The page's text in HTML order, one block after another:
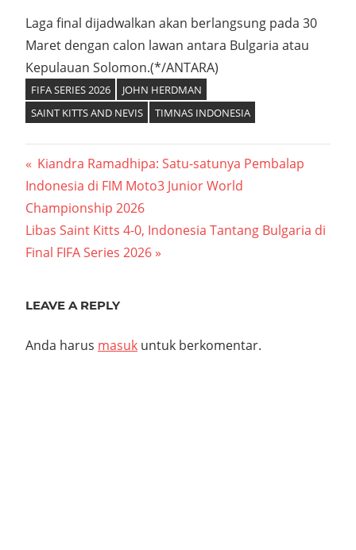
Laga final dijadwalkan akan berlangsung pada 30
Maret dengan calon lawan antara Bulgaria atau
Kepulauan Solomon.(*/ANTARA)
FIFA SERIES 2026
JOHN HERDMAN
SAINT KITTS AND NEVIS
TIMNAS INDONESIA
Navigasi
pos
Previous
Post:
Kiandra Ramadhipa: Satu-satunya Pembalap
Indonesia di FIM Moto3 Junior World
Championship 2026
Next
Post:
Libas Saint Kitts 4-0, Indonesia Tantang Bulgaria di
Final FIFA Series 2026
LEAVE A REPLY
Anda harus masuk untuk berkomentar.